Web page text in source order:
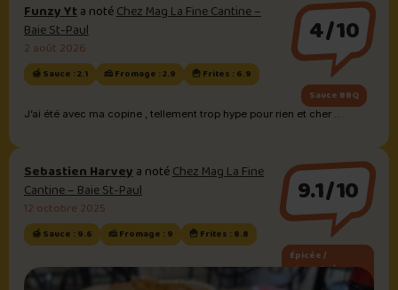
Funzy Yta notéChez Mag La Fine Cantine –
Baie St-Paul
2 août 2026
🍯 Sauce : 2.1 🧀 Fromage : 2.9 🍟 Frites : 6.9
4/10
Sauce BBQ
J’ai été avec ma copine , tellement trop hype pour rien et cher …
Sebastien Harveya notéChez Mag La Fine
Cantine – Baie St-Paul
12 octobre 2025
🍯 Sauce : 9.6 🧀 Fromage : 9 🍟 Frites : 8.8
9.1/10
Épicée /
piquante /
buffalo